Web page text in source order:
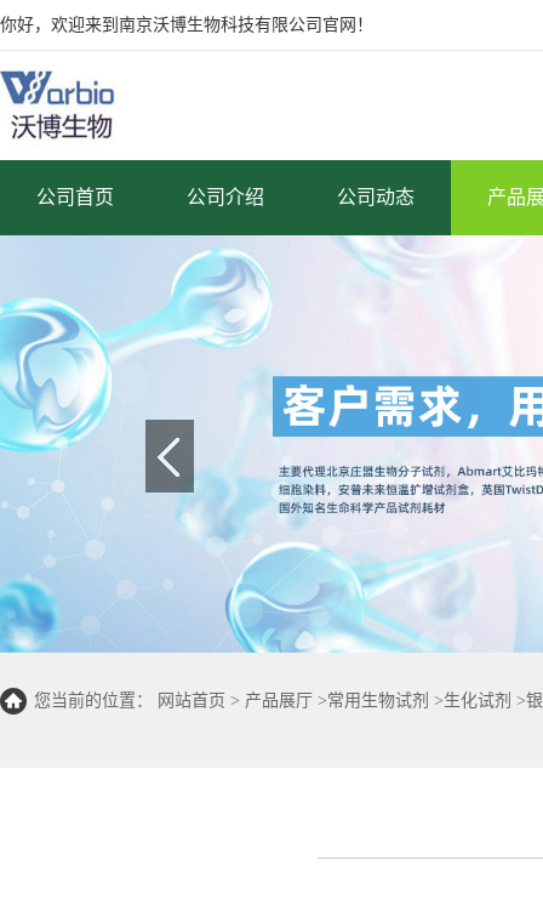
你好，欢迎来到南京沃博生物科技有限公司官网！
公司首页 公司介绍 公司动态 产品
您当前的位置： 网站首页 > 产品展厅 >常用生物试剂 >生化试剂 >